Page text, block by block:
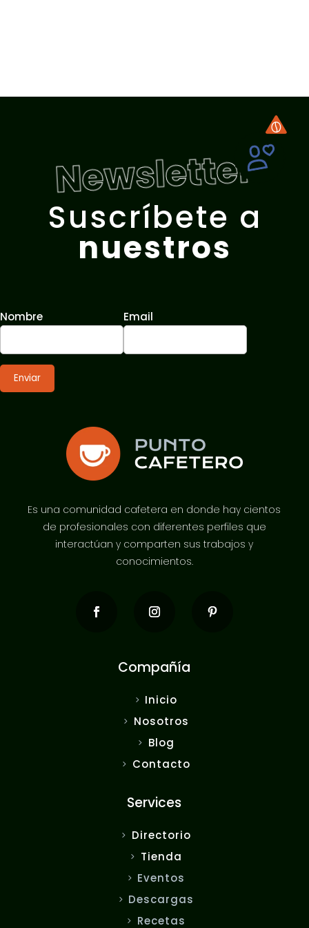
Newsletter
Suscríbete a
nuestros
Nombre Email
Es una comunidad cafetera en donde hay cientos
de profesionales con diferentes perfiles que
interactúan y comparten sus trabajos y
conocimientos.
Compañía
Inicio
Nosotros
Blog
Contacto
Services
Directorio
Tienda
Eventos
Descargas
Recetas